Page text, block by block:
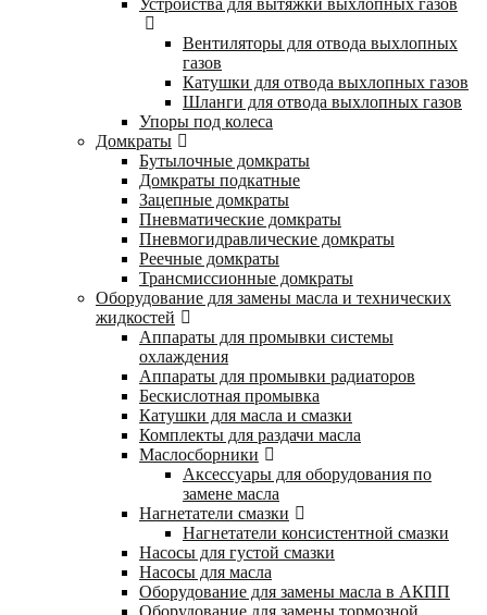
Устройства для вытяжки выхлопных газов
Вентиляторы для отвода выхлопных
газов
Катушки для отвода выхлопных газов
Шланги для отвода выхлопных газов
Упоры под колеса
Домкраты
Бутылочные домкраты
Домкраты подкатные
Зацепные домкраты
Пневматические домкраты
Пневмогидравлические домкраты
Реечные домкраты
Трансмиссионные домкраты
Оборудование для замены масла и технических
жидкостей
Аппараты для промывки системы
охлаждения
Аппараты для промывки радиаторов
Бескислотная промывка
Катушки для масла и смазки
Комплекты для раздачи масла
Маслосборники
Аксессуары для оборудования по
замене масла
Нагнетатели смазки
Нагнетатели консистентной смазки
Насосы для густой смазки
Насосы для масла
Оборудование для замены масла в АКПП
Оборудование для замены тормозной